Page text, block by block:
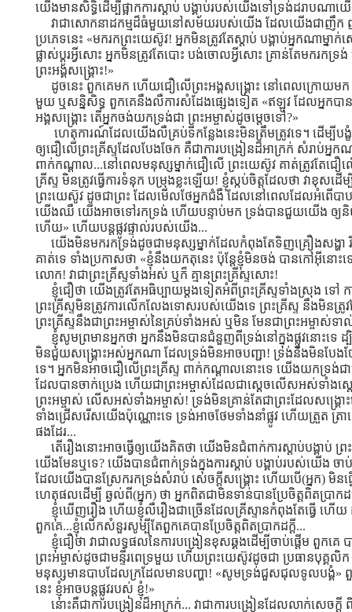
យើងមានសិទ្ធិដើម្បីផ្អាកការស្ដាប់ បង្គាប់របស់យើងទៅទ្រង់ដរាបណាយ
វាជាសោកនាដកម្មដ៏ធំមួយនៅសម័យរបស់យើង ដែលយើងជាញឹក
ប្រភេទនេះ «មករកព្រះយេស៊ូវ! អ្នកមិនត្រូវតែស្ដាប់ បង្គាប់អ្នកណាម្នាក់
ផ្លាស់ប្ដូរអ្វីសោះ អ្នកមិនត្រូវតែបោះ បង់ចោលអ្វីសោះ គ្រាន់តែមករកទ្
ព្រះអង្គសង្រ្គោះ!»
ដូចនេះ ពួកគេមក ហើយជឿលើព្រះអង្គសង្រ្គោះ នៅពេលក្រោយមក ន
មួយ ឬសន្និសិទ្ធ ពួកគេនឹងលឺការសំដែងផ្សេងទៀត «ឥឡូវ ដែលអ្នកបា
អង្គសង្រ្គោះ តើអ្នកចង់យកទ្រង់ជា ព្រះអម្ចាស់ដូចម្ដេចទៅ?»
ហេតុការណ៍ដែលយើងលឺគ្រប់ទីកន្លែងនេះមិនត្រឹមត្រូវទេ។ ដើម្បីបង្
ឲ្យជឿលើព្រះគ្រីស្ទដែលបែងចែក គឺជាការបង្រៀនដ៏អាក្រក់ សំរាប់អ្
ពាក់កណ្ដាល...នៅពេលមនុស្សម្នាក់ជឿលើ ព្រះយេស៊ូវ គាត់ត្រូវតែជឿល
គ្រីស្ទ មិនត្រូវធ្វើការទំនុក បម្រុងខ្លះឡើយ! ខ្ញុំស្កប់ចិត្ដដែលថា វាខុសដ
ព្រះយេស៊ូវ ដូចជាព្រះ ដែលមើលថែអ្នកជំងឺ ដែលនៅពេលដែលអំពើបាប
យើងឈឺ យើងអាចទៅរកទ្រង់ ហើយបន្ទាប់មក ទ្រង់បានជួយយើង ឲ្យ
ហើយ» ហើយបន្ដផ្លូវផ្ទាល់របស់យើង...
យើងមិនមករកទ្រង់ដូចជាមនុស្សម្នាក់ដែលកំពុងតែទិញគ្រឿងសង្ហា រិ
គាត់ទេ ទាំងប្រកាសថា «ខ្ញុំនឹងយកតុនេះ ប៉ុន្ដែខ្ញុំមិនចង់ បានកៅអ៊ីនោះទ
លោក! វាជាព្រះគ្រីស្ទទាំងអស់ ឬក៏ គ្មានព្រះគ្រីស្ទសោះ!
ខ្ញុំជឿថា យើងត្រូវតែអធិប្បាយម្ដងទៀតអំពីព្រះគ្រីស្ទទាំងស្រុង ទ
ព្រះគ្រីស្ទមិនត្រូវការលើកលែងទោសរបស់យើងទេ ព្រះគ្រីស្ទ នឹងមិនត្រូវ
ព្រះគ្រីស្ទនឹងជាព្រះអម្ចាស់នៃគ្រប់ទាំងអស់ ឬមិន មែនជាព្រះអម្ចាស់ទ
ខ្ញុំសូមព្រមានអ្នកថា អ្នកនឹងមិនបានជំនួញពីទ្រង់នៅក្នុងផ្លូវនោះទេ ដ្
មិនជួយសង្រ្គោះអស់អ្នកណា ដែលទ្រង់មិនអាចបញ្ជា! ទ្រង់នឹងមិនបែងច
ទេ។ អ្នកមិនអាចជឿលើព្រះគ្រីស្ទ ពាក់កណ្ដាលនោះទេ យើងយកទ្រង់ជាព្
ដែលបានចាក់ប្រេង ហើយជាព្រះអម្ចាស់ដែលជាស្ដេចលើសអស់ទាំងស្
ព្រះអម្ចាស់ លើសអស់ទាំងអម្ចាស់! ទ្រង់មិនគ្រាន់តែជាព្រះដែលសង្រ្
ទាំងជ្រើសរើសយើងប៉ុណ្ណោះទេ ទ្រង់អាចថែមទាំងនាំផ្លូវ ហើយត្រួត ត្
ផងដែរ...
តើរឿងនោះអាចធ្វើឲ្យយើងគិតថា យើងមិនជំពាក់ការស្ដាប់បង្គាប់ ព្
យើងមែនឬទេ? យើងបានជំពាក់ទ្រង់ក្នុងការស្ដាប់ បង្គាប់របស់យើង ច
ដែលយើងបានស្រែករកទ្រង់សំរាប់ សេចក្ដីសង្រ្គោះ ហើយបើ(អ្នក) មិនធ្វ
ហេតុផលដើម្បី ឆ្ងល់ពី(អ្នក) ថា អ្នកពិតជាមិនទាន់បានប្រែចិត្ដពិតប្រាក
ខ្ញុំឃើញរឿង ហើយខ្ញុំលឺរឿងជាច្រើនដែលគ្រីស្ទានកំពុងតែធ្វើ ហើយ
ពួកគេ...ខ្ញុំលើកសំនួរសូម្បីតែពួកគេបានប្រែចិត្ដពិតប្រាកដក្ដី...
ខ្ញុំជឿថា វាជាលទ្ធផលនៃការបង្រៀនខុសឆ្គងដើម្បីចាប់ផ្ដើម ពួកគេ
ព្រះអម្ចាស់ដូចជាមន្ទីរពេទ្រមួយ ហើយព្រះយេស៊ូវដូចជា ប្រធានបុគ្គ
មនុស្សមានបាបដែលក្រដែលមានបញ្ហា! «សូមទ្រង់ជួសជុលទូលបង្គំ»
នេះ ខ្ញុំអាចបន្ដផ្លូវរបស់ ខ្ញុំ!»
នោះគឺជាការបង្រៀនដ៏អាក្រក់... វាជាការបង្រៀនដែលលាក់សេច